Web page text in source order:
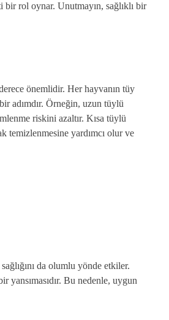
bir rol oynar. Unutmayın, sağlıklı bir
önemlidir. Her hayvanın tüy
adımdır. Örneğin, uzun tüylü
riskini azaltır. Kısa tüylü
temizlenmesine yardımcı olur ve
da olumlu yönde etkiler.
yansımasıdır. Bu nedenle, uygun